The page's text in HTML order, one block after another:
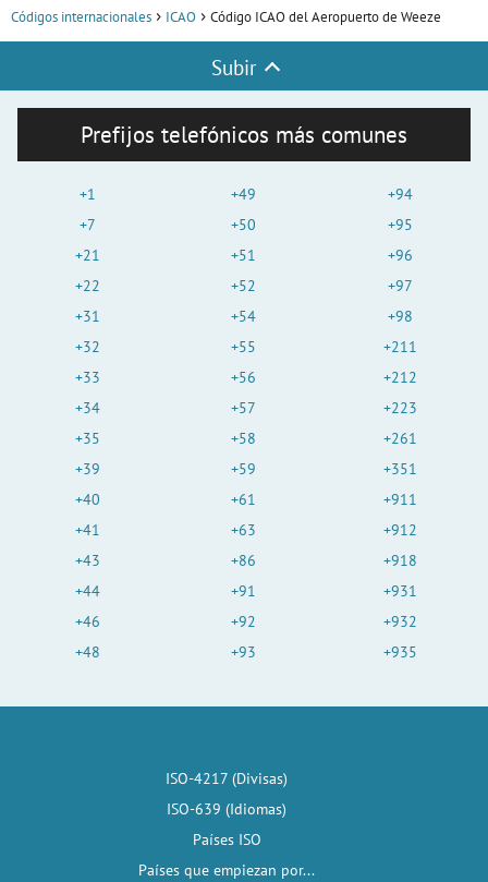
Códigos internacionales ICAO Código ICAO del Aeropuerto de Weeze
Subir
Prefijos telefónicos más comunes
+1
+7
+21
+22
+31
+32
+33
+34
+35
+39
+40
+41
+43
+44
+46
+48
+49
+50
+51
+52
+54
+55
+56
+57
+58
+59
+61
+63
+86
+91
+92
+93
+94
+95
+96
+97
+98
+211
+212
+223
+261
+351
+911
+912
+918
+931
+932
+935
ISO-4217 (Divisas)
ISO-639 (Idiomas)
Países ISO
Países que empiezan por...